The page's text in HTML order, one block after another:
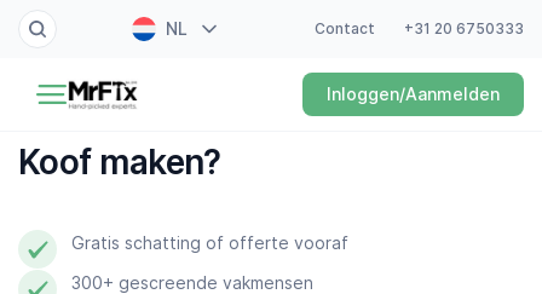
NL
ES
Contact +31 20 6750333
Inloggen/Aanmelden
Schilder
Elektricien
Loodgieter
Koof maken?
Gratis schatting of offerte vooraf
300+ gescreende vakmensen